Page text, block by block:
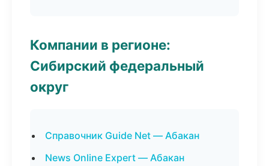
Компании в регионе:
Сибирский федеральный
округ
Справочник Guide Net — Абакан
News Online Expert — Абакан